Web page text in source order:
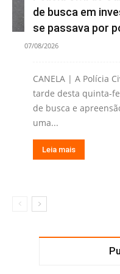
de busca em
se passava por
07/08/2026
CANELA | A Polícia
tarde desta quinta-
de busca e
uma...
Leia mais